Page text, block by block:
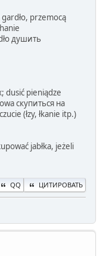
przemocą
душить
dusić pieniądze
скупиться на
(łzy, łkanie itp.)
jabłka, jeżeli
QQ ЦИТИРОВАТЬ